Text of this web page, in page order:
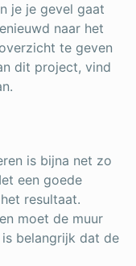
je je gevel gaat
naar het
te geven
dit project, vind
is bijna net zo
een goede
resultaat.
moet de muur
belangrijk dat de